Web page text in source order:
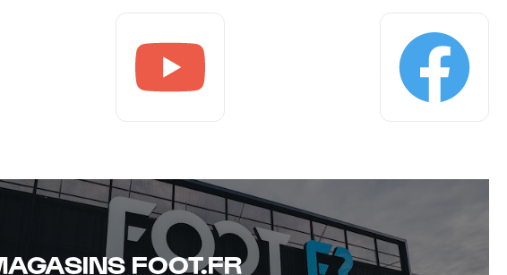
FOOT.FR